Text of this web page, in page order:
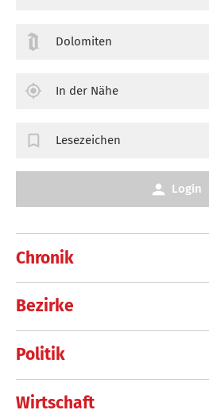
Chronik
Bezirke
Politik
Wirtschaft
Dolomiten
In der Nähe
Lesezeichen
Login